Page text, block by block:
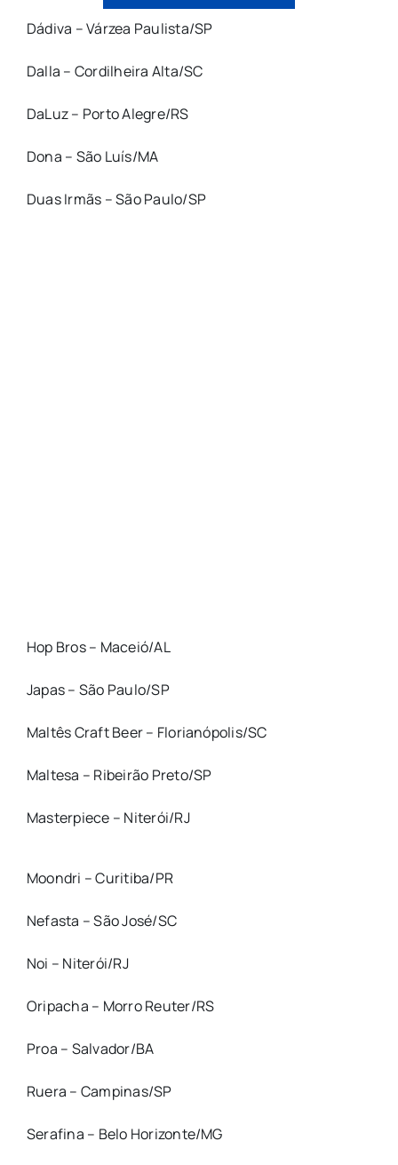
Dádiva – Várzea Paulista/SP
Dalla – Cordilheira Alta/SC
DaLuz – Porto Alegre/RS
Dona – São Luís/MA
Duas Irmãs – São Paulo/SP
Hop Bros – Maceió/AL
Japas – São Paulo/SP
Maltês Craft Beer – Florianópolis/SC
Maltesa – Ribeirão Preto/SP
Masterpiece – Niterói/RJ
Moondri – Curitiba/PR
Nefasta – São José/SC
Noi – Niterói/RJ
Oripacha – Morro Reuter/RS
Proa – Salvador/BA
Ruera – Campinas/SP
Serafina – Belo Horizonte/MG